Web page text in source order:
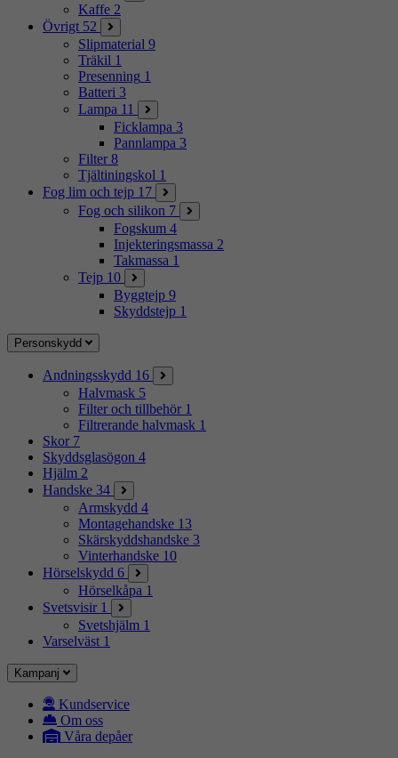
Kaffe 2
Övrigt 52
Slipmaterial 9
Träkil 1
Presenning 1
Batteri 3
Lampa 11
Ficklampa 3
Pannlampa 3
Filter 8
Tjältiningskol 1
Fog lim och tejp 17
Fog och silikon 7
Fogskum 4
Injekteringsmassa 2
Takmassa 1
Tejp 10
Byggtejp 9
Skyddstejp 1
Personskydd
Andningsskydd 16
Halvmask 5
Filter och tillbehör 1
Filtrerande halvmask 1
Skor 7
Skyddsglasögon 4
Hjälm 2
Handske 34
Armskydd 4
Montagehandske 13
Skärskyddshandske 3
Vinterhandske 10
Hörselskydd 6
Hörselkåpa 1
Svetsvisir 1
Svetshjälm 1
Varselväst 1
Kampanj
Kundservice
Om oss
Våra depåer